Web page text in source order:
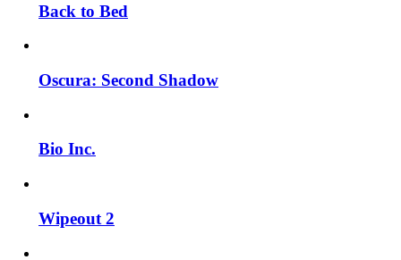
Back to Bed
Oscura: Second Shadow
Bio Inc.
Wipeout 2